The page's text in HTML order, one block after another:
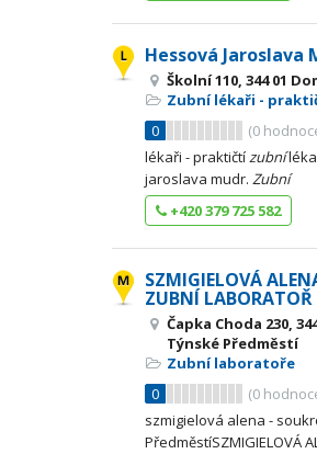
Hessová Jaroslava
Školní 110, 344 01
Zubní lékaři -
0
(0
lékaři - praktičtízubní
jaroslava mudr. Zubní
+420 379 725 582
SZMIGIELOVÁ
ZUBNÍ LABORATOŘ
Čapka Choda 230,
Týnské Předměstí
Zubní laboratoře
0
(0
szmigielová alena -
PředměstíSZMIGIELOVÁ